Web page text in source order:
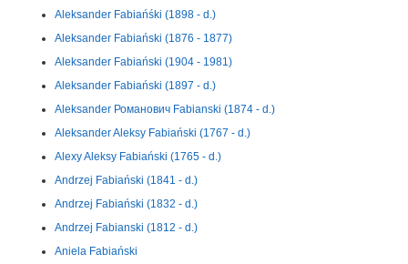
Aleksander Fabiańśki (1898 - d.)
Aleksander Fabiański (1876 - 1877)
Aleksander Fabiański (1904 - 1981)
Aleksander Fabiański (1897 - d.)
Aleksander Романович Fabianski (1874 - d.)
Aleksander Aleksy Fabiański (1767 - d.)
Alexy Aleksy Fabiański (1765 - d.)
Andrzej Fabiański (1841 - d.)
Andrzej Fabiański (1832 - d.)
Andrzej Fabianski (1812 - d.)
Aniela Fabiański